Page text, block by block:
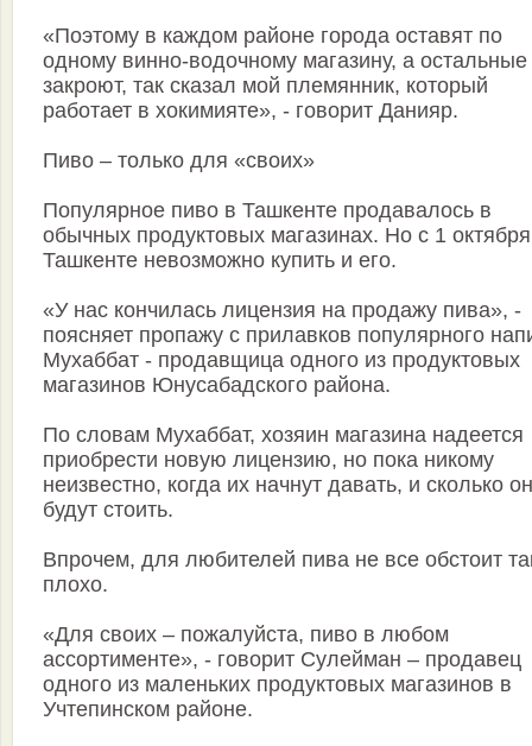
«Поэтому в каждом районе города оставят по
одному винно-водочному магазину, а остальные
закроют, так сказал мой племянник, который
работает в хокимияте», - говорит Данияр.
Пиво – только для «своих»
Популярное пиво в Ташкенте продавалось в
обычных продуктовых магазинах. Но с 1
Ташкенте невозможно купить и его.
«У нас кончилась лицензия на продажу пива», -
поясняет пропажу с прилавков популярного
Мухаббат - продавщица одного из продуктовых
магазинов Юнусабадского района.
По словам Мухаббат, хозяин магазина надеется
приобрести новую лицензию, но пока никому
неизвестно, когда их начнут давать, и сколько
будут стоить.
Впрочем, для любителей пива не все обстоит
плохо.
«Для своих – пожалуйста, пиво в любом
ассортименте», - говорит Сулейман – продавец
одного из маленьких продуктовых магазинов в
Учтепинском районе.